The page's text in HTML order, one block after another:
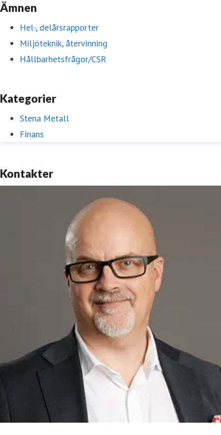
Ämnen
Hel-, delårsrapporter
Miljöteknik, återvinning
Hållbarhetsfrågor/CSR
Kategorier
Stena Metall
Finans
Kontakter